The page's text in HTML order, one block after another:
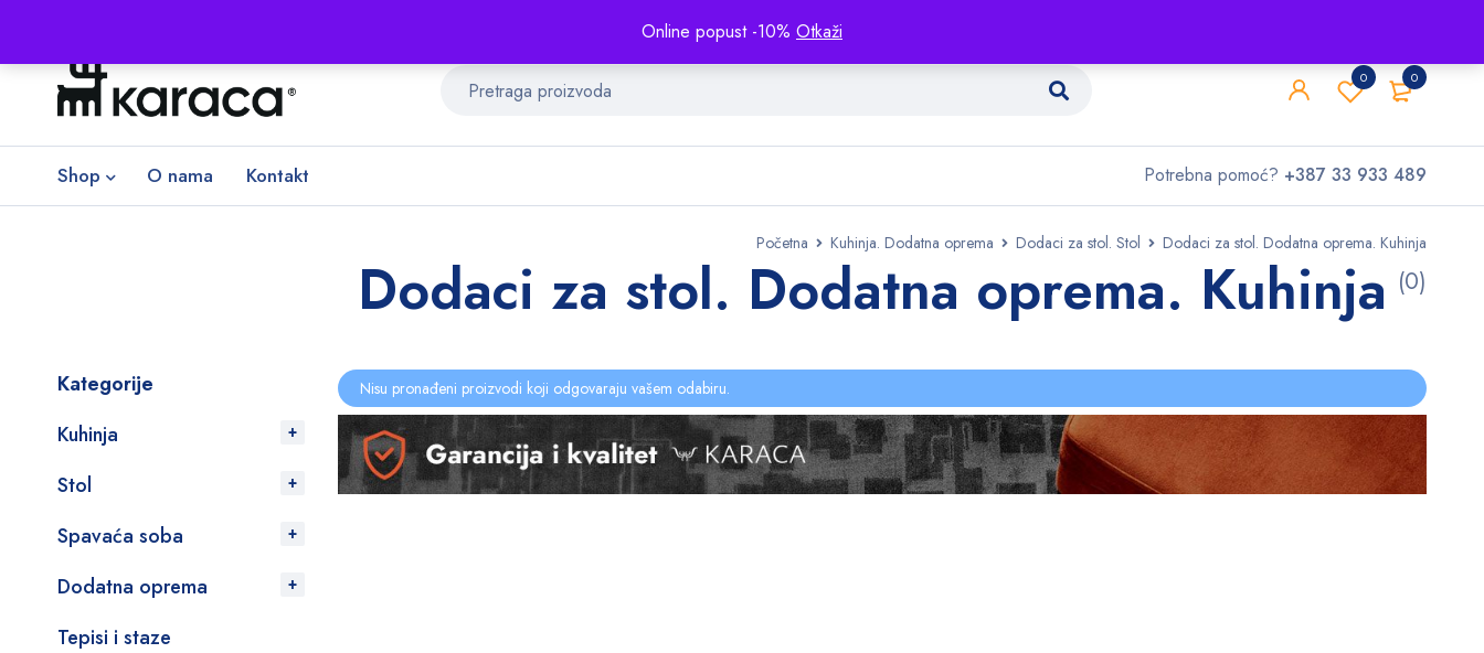
Online popust -10% Otkaži
0
0
Shop O nama Kontakt Potrebna pomoć? +387 33 933 489
Početna Kuhinja. Dodatna oprema Dodaci za stol. Stol Dodaci za stol. Dodatna oprema. Kuhinja
Dodaci za stol. Dodatna oprema. Kuhinja (0)
Kategorije
Kuhinja
Stol
Spavaća soba
Dodatna oprema
Tepisi i staze
Nisu pronađeni proizvodi koji odgovaraju vašem odabiru.